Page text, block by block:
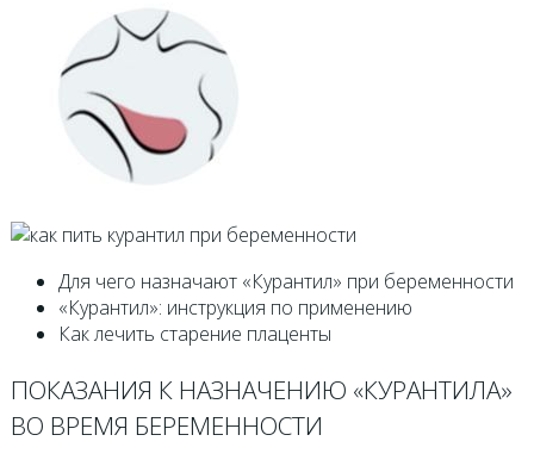
Для чего назначают «Курантил» при беременности
«Курантил»: инструкция по применению
Как лечить старение плаценты
ПОКАЗАНИЯ К НАЗНАЧЕНИЮ «КУРАНТИЛА»
ВО ВРЕМЯ БЕРЕМЕННОСТИ